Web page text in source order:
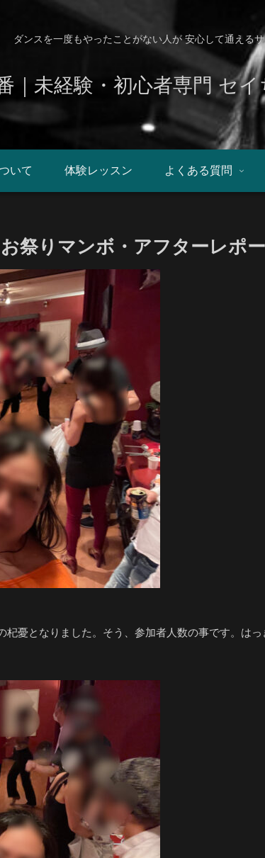
ダンスを一度もやったことがない人が 安心して通える
｜未経験・初心者専門 セ
いて 体験レッスン よくある質問
祭りマンボ・アフターレポ
憂となりました。そう、参加者人数の事です。は